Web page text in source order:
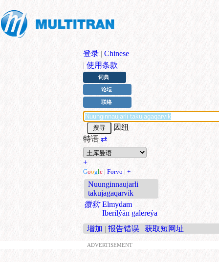
登录 | Chinese
| 使用条款
词典
论坛
联络
因纽
特语⇄
+
Google | Forvo | +
Nuunginnaujarli
takujagaqarvik
微软 Elmydam
Iberilýän galereýa
增加 | 报告错误 | 获取短网址
ADVERTISEMENT